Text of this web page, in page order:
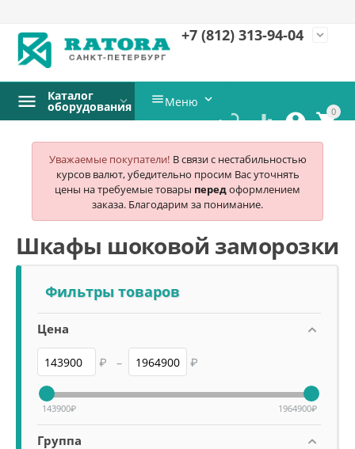
+7 (812) 313-94-04 expand_more
0


 
Каталог
оборудования Меню 
Уважаемые покупатели! В связи с нестабильностью
курсов валют, убедительно просим Вас уточнять
цены на требуемые товары передоформлением
заказа. Благодарим за понимание.
Шкафы шоковой заморозки
Фильтры товаров
Цена
₽ – ₽
143900₽ 1964900₽
Группа